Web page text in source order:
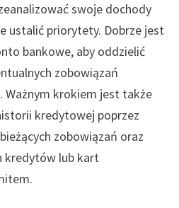
swoje dochody
ustalić priorytety. Dobrze jest
bankowe, aby oddzielić
zobowiązań
Ważnym krokiem jest także
kredytowej poprzez
zobowiązań oraz
kredytów lub kart